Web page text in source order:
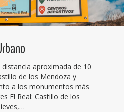
aproximada de 10
de los Mendoza y
a los monumentos más
El Real: Castillo de los